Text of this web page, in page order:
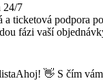
24/7
ticketová podpora
fázi vaší
Ahoj! 👋 S čím